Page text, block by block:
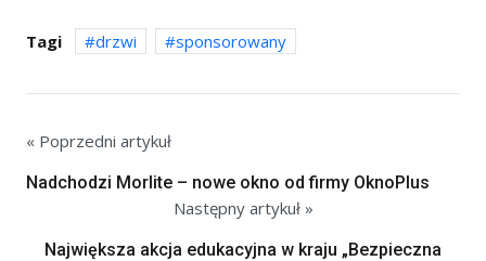
Tagi drzwi sponsorowany
« Poprzedni artykuł
Nadchodzi Morlite – nowe okno od firmy OknoPlus
Następny artykuł »
Największa akcja edukacyjna w kraju „Bezpieczna